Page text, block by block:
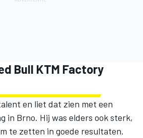
Bull KTM Factory
en liet dat zien met een
in Brno. Hij was elders ook sterk,
te zetten in goede resultaten.